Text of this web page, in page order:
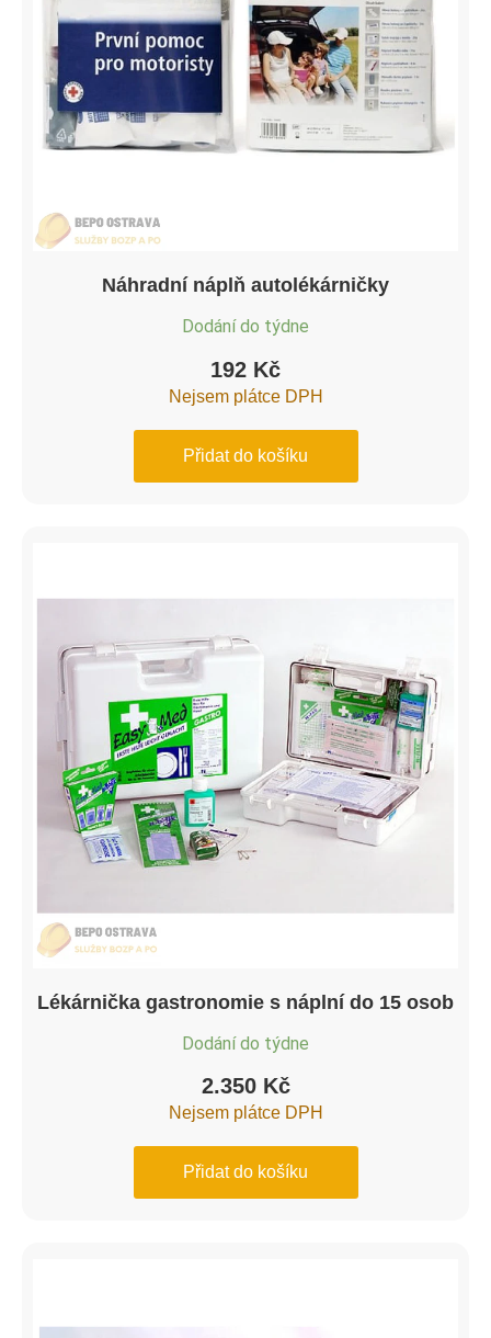
Náhradní náplň autolékárničky
Dodání do týdne
192 Kč
Nejsem plátce DPH
Přidat do košíku
Lékárnička gastronomie s náplní do 15 osob
Dodání do týdne
2.350 Kč
Nejsem plátce DPH
Přidat do košíku